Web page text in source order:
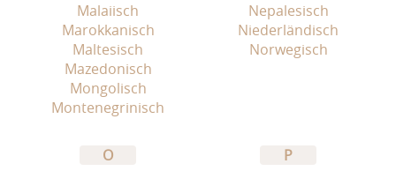
Malaiisch
Marokkanisch
Maltesisch
Mazedonisch
Mongolisch
Montenegrinisch
Nepalesisch
Niederländisch
Norwegisch
O
P